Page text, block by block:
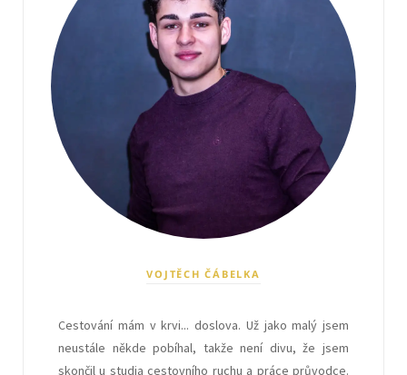
VOJTĚCH ČÁBELKA
Cestování mám v krvi... doslova. Už jako malý jsem
neustále někde pobíhal, takže není divu, že jsem
skončil u studia cestovního ruchu a práce průvodce.